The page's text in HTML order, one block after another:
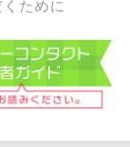
ために